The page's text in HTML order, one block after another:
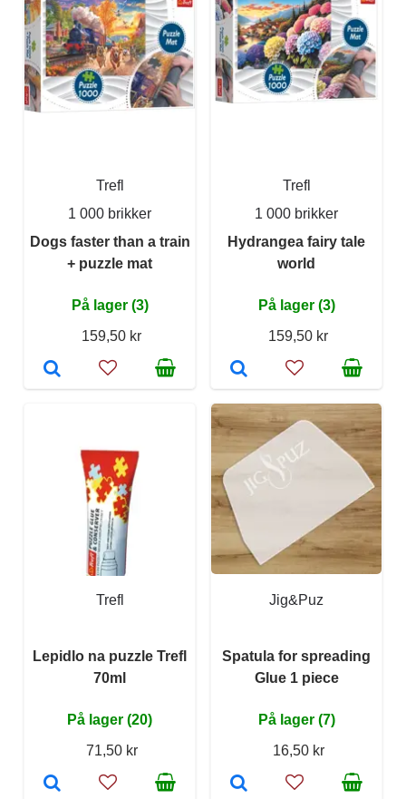
Trefl
1 000 brikker
Dogs faster than a train
+ puzzle mat
På lager (3)
159,50 kr
Trefl
1 000 brikker
Hydrangea fairy tale
world
På lager (3)
159,50 kr
Trefl
Lepidlo na puzzle Trefl
70ml
På lager (20)
71,50 kr
Jig&Puz
Spatula for spreading
Glue 1 piece
På lager (7)
16,50 kr